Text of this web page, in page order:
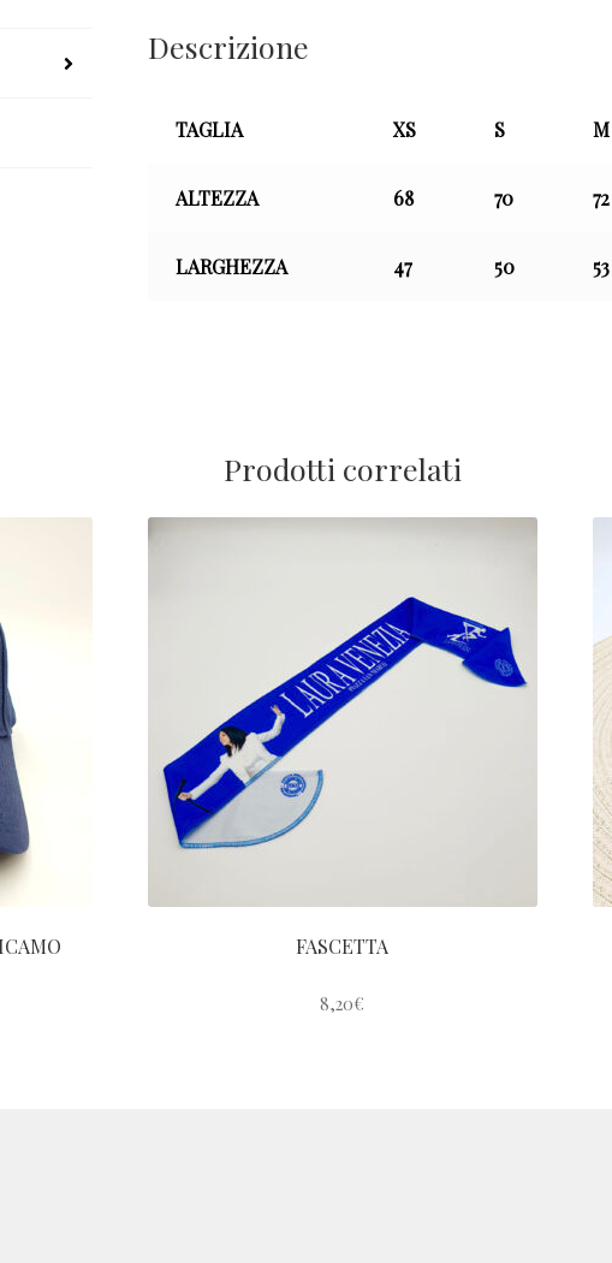
Descrizione
TAGLIA XS S M
ALTEZZA 68 70 72
LARGHEZZA 47 50 53
Prodotti correlati
FASCETTA
8,20€